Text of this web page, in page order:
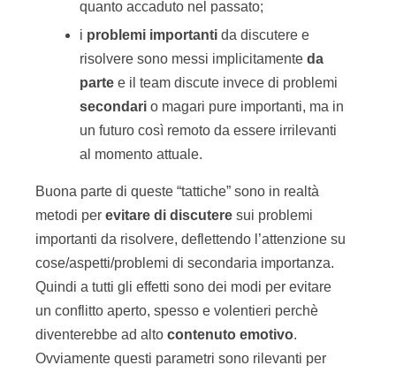
quanto accaduto nel passato;
i problemi importanti da discutere e
risolvere sono messi implicitamente da
parte e il team discute invece di problemi
secondari o magari pure importanti, ma in
un futuro così remoto da essere irrilevanti
al momento attuale.
Buona parte di queste “tattiche” sono in realtà
metodi per evitare di discutere sui problemi
importanti da risolvere, deflettendo l’attenzione su
cose/aspetti/problemi di secondaria importanza.
Quindi a tutti gli effetti sono dei modi per evitare
un conflitto aperto, spesso e volentieri perchè
diventerebbe ad alto contenuto emotivo.
Ovviamente questi parametri sono rilevanti per